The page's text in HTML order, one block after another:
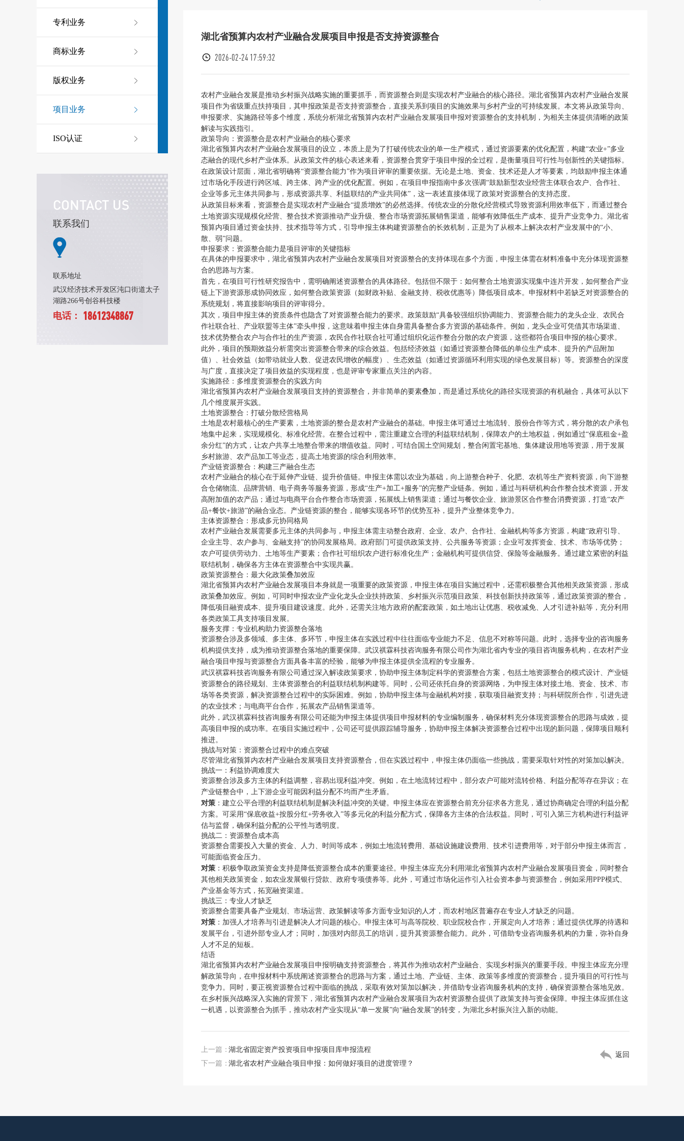
专利业务
商标业务
版权业务
项目业务
ISO认证
CONTACT US
联系我们
联系地址
武汉经济技术开发区沌口街道太子
湖路266号创谷科技楼
电话： 18612348867
湖北省预算内农村产业融合发展项目申报是否支持资源整合
2026-02-24 17:59:32
农村产业融合发展是推动乡村振兴战略实施的重要抓手，而资源整合则是实现农村产业融合的核心路径。湖北省预算内农村产业融合发展
项目作为省级重点扶持项目，其申报政策是否支持资源整合，直接关系到项目的实施效果与乡村产业的可持续发展。本文将从政策导向、
申报要求、实施路径等多个维度，系统分析湖北省预算内农村产业融合发展项目申报对资源整合的支持机制，为相关主体提供清晰的政策
解读与实践指引。
政策导向：资源整合是农村产业融合的核心要求
湖北省预算内农村产业融合发展项目的设立，本质上是为了打破传统农业的单一生产模式，通过资源要素的优化配置，构建“农业+”多业
态融合的现代乡村产业体系。从政策文件的核心表述来看，资源整合贯穿于项目申报的全过程，是衡量项目可行性与创新性的关键指标。
在政策设计层面，湖北省明确将“资源整合能力”作为项目评审的重要依据。无论是土地、资金、技术还是人才等要素，均鼓励申报主体通
过市场化手段进行跨区域、跨主体、跨产业的优化配置。例如，在项目申报指南中多次强调“鼓励新型农业经营主体联合农户、合作社、
企业等多元主体共同参与，形成资源共享、利益联结的产业共同体”，这一表述直接体现了政策对资源整合的支持态度。
从政策目标来看，资源整合是实现农村产业融合“提质增效”的必然选择。传统农业的分散化经营模式导致资源利用效率低下，而通过整合
土地资源实现规模化经营、整合技术资源推动产业升级、整合市场资源拓展销售渠道，能够有效降低生产成本、提升产业竞争力。湖北省
预算内项目通过资金扶持、技术指导等方式，引导申报主体构建资源整合的长效机制，正是为了从根本上解决农村产业发展中的“小、
散、弱”问题。
申报要求：资源整合能力是项目评审的关键指标
在具体的申报要求中，湖北省预算内农村产业融合发展项目对资源整合的支持体现在多个方面，申报主体需在材料准备中充分体现资源整
合的思路与方案。
首先，在项目可行性研究报告中，需明确阐述资源整合的具体路径。包括但不限于：如何整合土地资源实现集中连片开发，如何整合产业
链上下游资源形成协同效应，如何整合政策资源（如财政补贴、金融支持、税收优惠等）降低项目成本。申报材料中若缺乏对资源整合的
系统规划，将直接影响项目的评审得分。
其次，项目申报主体的资质条件也隐含了对资源整合能力的要求。政策鼓励“具备较强组织协调能力、资源整合能力的龙头企业、农民合
作社联合社、产业联盟等主体”牵头申报，这意味着申报主体自身需具备整合多方资源的基础条件。例如，龙头企业可凭借其市场渠道、
技术优势整合农户与合作社的生产资源，农民合作社联合社可通过组织化运作整合分散的农户资源，这些都符合项目申报的核心要求。
此外，项目的预期效益分析需突出资源整合带来的综合效益。包括经济效益（如通过资源整合降低的单位生产成本、提升的产品附加
值）、社会效益（如带动就业人数、促进农民增收的幅度）、生态效益（如通过资源循环利用实现的绿色发展目标）等。资源整合的深度
与广度，直接决定了项目效益的实现程度，也是评审专家重点关注的内容。
实施路径：多维度资源整合的实践方向
湖北省预算内农村产业融合发展项目支持的资源整合，并非简单的要素叠加，而是通过系统化的路径实现资源的有机融合，具体可从以下
几个维度展开实践。
土地资源整合：打破分散经营格局
土地是农村最核心的生产要素，土地资源的整合是农村产业融合的基础。申报主体可通过土地流转、股份合作等方式，将分散的农户承包
地集中起来，实现规模化、标准化经营。在整合过程中，需注重建立合理的利益联结机制，保障农户的土地权益，例如通过“保底租金+盈
余分红”的方式，让农户共享土地整合带来的增值收益。同时，可结合国土空间规划，整合闲置宅基地、集体建设用地等资源，用于发展
乡村旅游、农产品加工等业态，提高土地资源的综合利用效率。
产业链资源整合：构建三产融合生态
农村产业融合的核心在于延伸产业链、提升价值链。申报主体需以农业为基础，向上游整合种子、化肥、农机等生产资料资源，向下游整
合仓储物流、品牌营销、电子商务等服务资源，形成“生产+加工+服务”的完整产业链条。例如，通过与科研机构合作整合技术资源，开发
高附加值的农产品；通过与电商平台合作整合市场资源，拓展线上销售渠道；通过与餐饮企业、旅游景区合作整合消费资源，打造“农产
品+餐饮+旅游”的融合业态。产业链资源的整合，能够实现各环节的优势互补，提升产业整体竞争力。
主体资源整合：形成多元协同格局
农村产业融合发展需要多元主体的共同参与，申报主体需主动整合政府、企业、农户、合作社、金融机构等多方资源，构建“政府引导、
企业主导、农户参与、金融支持”的协同发展格局。政府部门可提供政策支持、公共服务等资源；企业可发挥资金、技术、市场等优势；
农户可提供劳动力、土地等生产要素；合作社可组织农户进行标准化生产；金融机构可提供信贷、保险等金融服务。通过建立紧密的利益
联结机制，确保各方主体在资源整合中实现共赢。
政策资源整合：最大化政策叠加效应
湖北省预算内农村产业融合发展项目本身就是一项重要的政策资源，申报主体在项目实施过程中，还需积极整合其他相关政策资源，形成
政策叠加效应。例如，可同时申报农业产业化龙头企业扶持政策、乡村振兴示范项目政策、科技创新扶持政策等，通过政策资源的整合，
降低项目融资成本、提升项目建设速度。此外，还需关注地方政府的配套政策，如土地出让优惠、税收减免、人才引进补贴等，充分利用
各类政策工具支持项目发展。
服务支撑：专业机构助力资源整合落地
资源整合涉及多领域、多主体、多环节，申报主体在实践过程中往往面临专业能力不足、信息不对称等问题。此时，选择专业的咨询服务
机构提供支持，成为推动资源整合落地的重要保障。武汉祺霖科技咨询服务有限公司作为湖北省内专业的项目咨询服务机构，在农村产业
融合项目申报与资源整合方面具备丰富的经验，能够为申报主体提供全流程的专业服务。
武汉祺霖科技咨询服务有限公司通过深入解读政策要求，协助申报主体制定科学的资源整合方案，包括土地资源整合的模式设计、产业链
资源整合的路径规划、主体资源整合的利益联结机制构建等。同时，公司还依托自身的资源网络，为申报主体对接土地、资金、技术、市
场等各类资源，解决资源整合过程中的实际困难。例如，协助申报主体与金融机构对接，获取项目融资支持；与科研院所合作，引进先进
的农业技术；与电商平台合作，拓展农产品销售渠道等。
此外，武汉祺霖科技咨询服务有限公司还能为申报主体提供项目申报材料的专业编制服务，确保材料充分体现资源整合的思路与成效，提
高项目申报的成功率。在项目实施过程中，公司还可提供跟踪辅导服务，协助申报主体解决资源整合过程中出现的新问题，保障项目顺利
推进。
挑战与对策：资源整合过程中的难点突破
尽管湖北省预算内农村产业融合发展项目支持资源整合，但在实践过程中，申报主体仍面临一些挑战，需要采取针对性的对策加以解决。
挑战一：利益协调难度大
资源整合涉及多方主体的利益调整，容易出现利益冲突。例如，在土地流转过程中，部分农户可能对流转价格、利益分配等存在异议；在
产业链整合中，上下游企业可能因利益分配不均而产生矛盾。
对策 ：建立公平合理的利益联结机制是解决利益冲突的关键。申报主体应在资源整合前充分征求各方意见，通过协商确定合理的利益分配
方案。可采用“保底收益+按股分红+劳务收入”等多元化的利益分配方式，保障各方主体的合法权益。同时，可引入第三方机构进行利益评
估与监督，确保利益分配的公平性与透明度。
挑战二：资源整合成本高
资源整合需要投入大量的资金、人力、时间等成本，例如土地流转费用、基础设施建设费用、技术引进费用等，对于部分申报主体而言，
可能面临资金压力。
对策 ：积极争取政策资金支持是降低资源整合成本的重要途径。申报主体应充分利用湖北省预算内农村产业融合发展项目资金，同时整合
其他相关政策资金，如农业发展银行贷款、政府专项债券等。此外，可通过市场化运作引入社会资本参与资源整合，例如采用PPP模式、
产业基金等方式，拓宽融资渠道。
挑战三：专业人才缺乏
资源整合需要具备产业规划、市场运营、政策解读等多方面专业知识的人才，而农村地区普遍存在专业人才缺乏的问题。
对策 ：加强人才培养与引进是解决人才问题的核心。申报主体可与高等院校、职业院校合作，开展定向人才培养；通过提供优厚的待遇和
发展平台，引进外部专业人才；同时，加强对内部员工的培训，提升其资源整合能力。此外，可借助专业咨询服务机构的力量，弥补自身
人才不足的短板。
结语
湖北省预算内农村产业融合发展项目申报明确支持资源整合，将其作为推动农村产业融合、实现乡村振兴的重要手段。申报主体应充分理
解政策导向，在申报材料中系统阐述资源整合的思路与方案，通过土地、产业链、主体、政策等多维度的资源整合，提升项目的可行性与
竞争力。同时，要正视资源整合过程中面临的挑战，采取有效对策加以解决，并借助专业咨询服务机构的支持，确保资源整合落地见效。
在乡村振兴战略深入实施的背景下，湖北省预算内农村产业融合发展项目为农村资源整合提供了政策支持与资金保障。申报主体应抓住这
一机遇，以资源整合为抓手，推动农村产业实现从“单一发展”向“融合发展”的转变，为湖北乡村振兴注入新的动能。
上一篇：湖北省固定资产投资项目申报项目库申报流程
下一篇：湖北省农村产业融合项目申报：如何做好项目的进度管理？
返回